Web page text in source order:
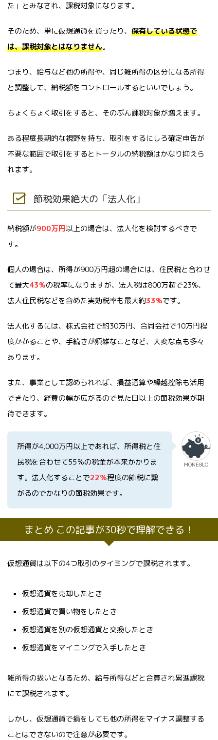
た」とみなされ、課税対象になります。
そのため、単に仮想通貨を買ったり、 保有している状態で
は、課税対象とはなりません。
つまり、給与など他の所得や、同じ雑所得の区分になる所得
と調整して、納税額をコントロールするといいでしょう。
ちょくちょく取引をすると、そのぶん課税対象が増えます。
ある程度長期的な視野を持ち、取引をするにしろ確定申告が
不要な範囲で取引をするとトータルの納税額はかなり抑えら
れます。
節税効果絶大の「法人化」
納税額が900万円以上の場合は、法人化を検討するべきで
す。
個人の場合は、所得が900万円超の場合には、住民税と合わせ
て最大43%の税率になりますが、法人税は800万超で23%、
法人住民税などを含めた実効税率も最大約33%です。
法人化するには、株式会社で約30万円、合同会社で10万円程
度かかることや、手続きが煩雑なことなど、大変な点も多々
あります。
また、事業として認められれば、損益通算や繰越控除も活用
できたり、経費の幅が広がるので見た目以上の節税効果が期
待できます。
所得が4,000万円以上であれば、所得税と住
民税を合わせて55％の税金が本来かかりま
す。法人化することで22％程度の節税に繋
がるのでかなりの節税効果です。
MONEBLO
まとめ この記事が30秒で理解できる！
仮想通貨は以下の4つ取引のタイミングで課税されます。
仮想通貨を売却したとき
仮想通貨で買い物をしたとき
仮想通貨を別の仮想通貨と交換したとき
仮想通貨をマイニングで入手したとき
雑所得の扱いとなるため、給与所得などと合算され累進課税
にて課税されます。
しかし、仮想通貨で損をしても他の所得をマイナス調整する
ことはできないので注意が必要です。